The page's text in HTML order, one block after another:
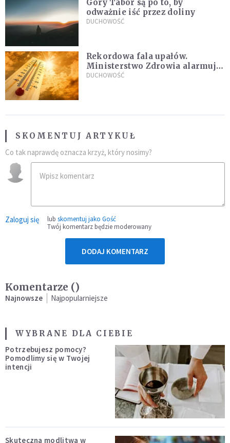
Góry Tabor są po to, by
odważnie iść przez doliny
DUCHOWOŚĆ
Rekordowa fala upałów.
Ministerstwo Zdrowia alarmuje
po doświadczeniach z czerwca
DUCHOWOŚĆ
SKOMENTUJ ARTYKUŁ
Co tak naprawdę oznacza krzyż, który nosimy?
Zaloguj się lub skomentuj jako Gość
Twój komentarz będzie moderowany
DODAJ KOMENTARZ
Komentarze ()
Najnowsze Najpopularniejsze
WYBRANE DLA CIEBIE
Potrzebujesz pomocy?
Pomodlimy się w Twojej
intencji
Skuteczna modlitwa w